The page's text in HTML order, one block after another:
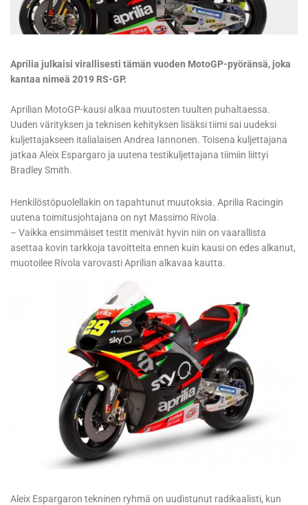
Aprilia julkaisi virallisesti tämän vuoden MotoGP-pyöränsä, joka
kantaa nimeä 2019 RS-GP.
Aprilian MotoGP-kausi alkaa muutosten tuulten puhaltaessa.
Uuden värityksen ja teknisen kehityksen lisäksi tiimi sai uudeksi
kuljettajakseen italialaisen Andrea Iannonen. Toisena kuljettajana
jatkaa Aleix Espargaro ja uutena testikuljettajana tiimiin liittyi
Bradley Smith.
Henkilöstöpuolellakin on tapahtunut muutoksia. Aprilia Racingin
uutena toimitusjohtajana on nyt Massimo Rivola.
– Vaikka ensimmäiset testit menivät hyvin niin on vaarallista
asettaa kovin tarkkoja tavoitteita ennen kuin kausi on edes alkanut,
muotoilee Rivola varovasti Aprilian alkavaa kautta.
Aleix Espargaron tekninen ryhmä on uudistunut radikaalisti, kun